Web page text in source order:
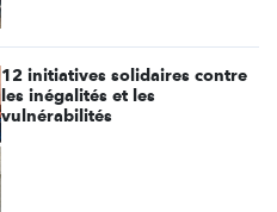
12 initiatives solidaires contre
les inégalités et les
vulnérabilités